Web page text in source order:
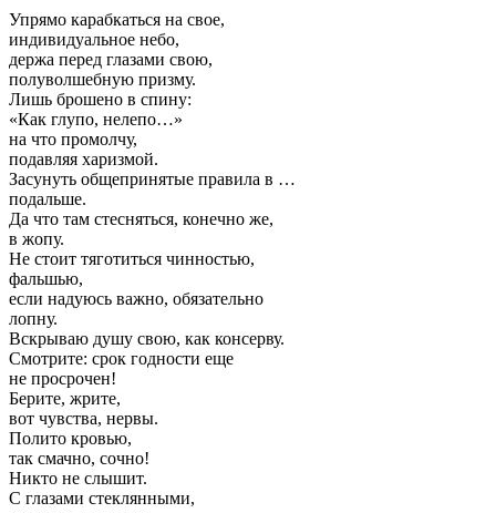
Упрямо карабкаться на свое,
индивидуальное небо,
держа перед глазами свою,
полуволшебную призму.
Лишь брошено в спину:
«Как глупо, нелепо…»
на что промолчу,
подавляя харизмой.
Засунуть общепринятые правила в …
подальше.
Да что там стесняться, конечно же,
в жопу.
Не стоит тяготиться чинностью,
фальшью,
если надуюсь важно, обязательно
лопну.
Вскрываю душу свою, как консерву.
Смотрите: срок годности еще
не просрочен!
Берите, жрите,
вот чувства, нервы.
Полито кровью,
так смачно, сочно!
Никто не слышит.
С глазами стеклянными,